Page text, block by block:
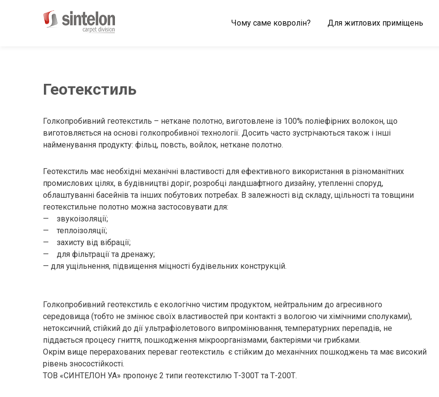
Чому саме ковролін? Для житлових приміщень
Геотекстиль
Голкопробивний геотекстиль – неткане полотно, виготовлене із 100% поліефірних волокон, що
виготовляється на основі голкопробивної технології. Досить часто зустрічаються також і інші
найменування продукту: фільц, повсть, войлок, неткане полотно.
Геотекстиль має необхідні механічні властивості для ефективного використання в різноманітних
промислових цілях, в будівництві доріг, розробці ландшафтного дизайну, утепленні споруд,
облаштуванні басейнів та інших побутових потребах. В залежності від складу, щільності та товщини
геотекстильне полотно можна застосовувати для:
— звукоізоляції;
— теплоізоляції;
— захисту від вібрації;
— для фільтрації та дренажу;
— для ущільнення, підвищення міцності будівельних конструкцій.
Голкопробивний геотекстиль є екологічно чистим продуктом, нейтральним до агресивного
середовища (тобто не змінює своїх властивостей при контакті з вологою чи хімічними сполуками),
нетоксичний, стійкий до дії ультрафіолетового випромінювання, температурних перепадів, не
піддається процесу гниття, пошкодження мікроорганізмами, бактеріями чи грибками.
Окрім вище перерахованих переваг геотекстиль є стійким до механічних пошкоджень та має високий
рівень зносостійкості.
ТОВ «СИНТЕЛОН УА» пропонує 2 типи геотекстилю Т-300Т та Т-200Т.